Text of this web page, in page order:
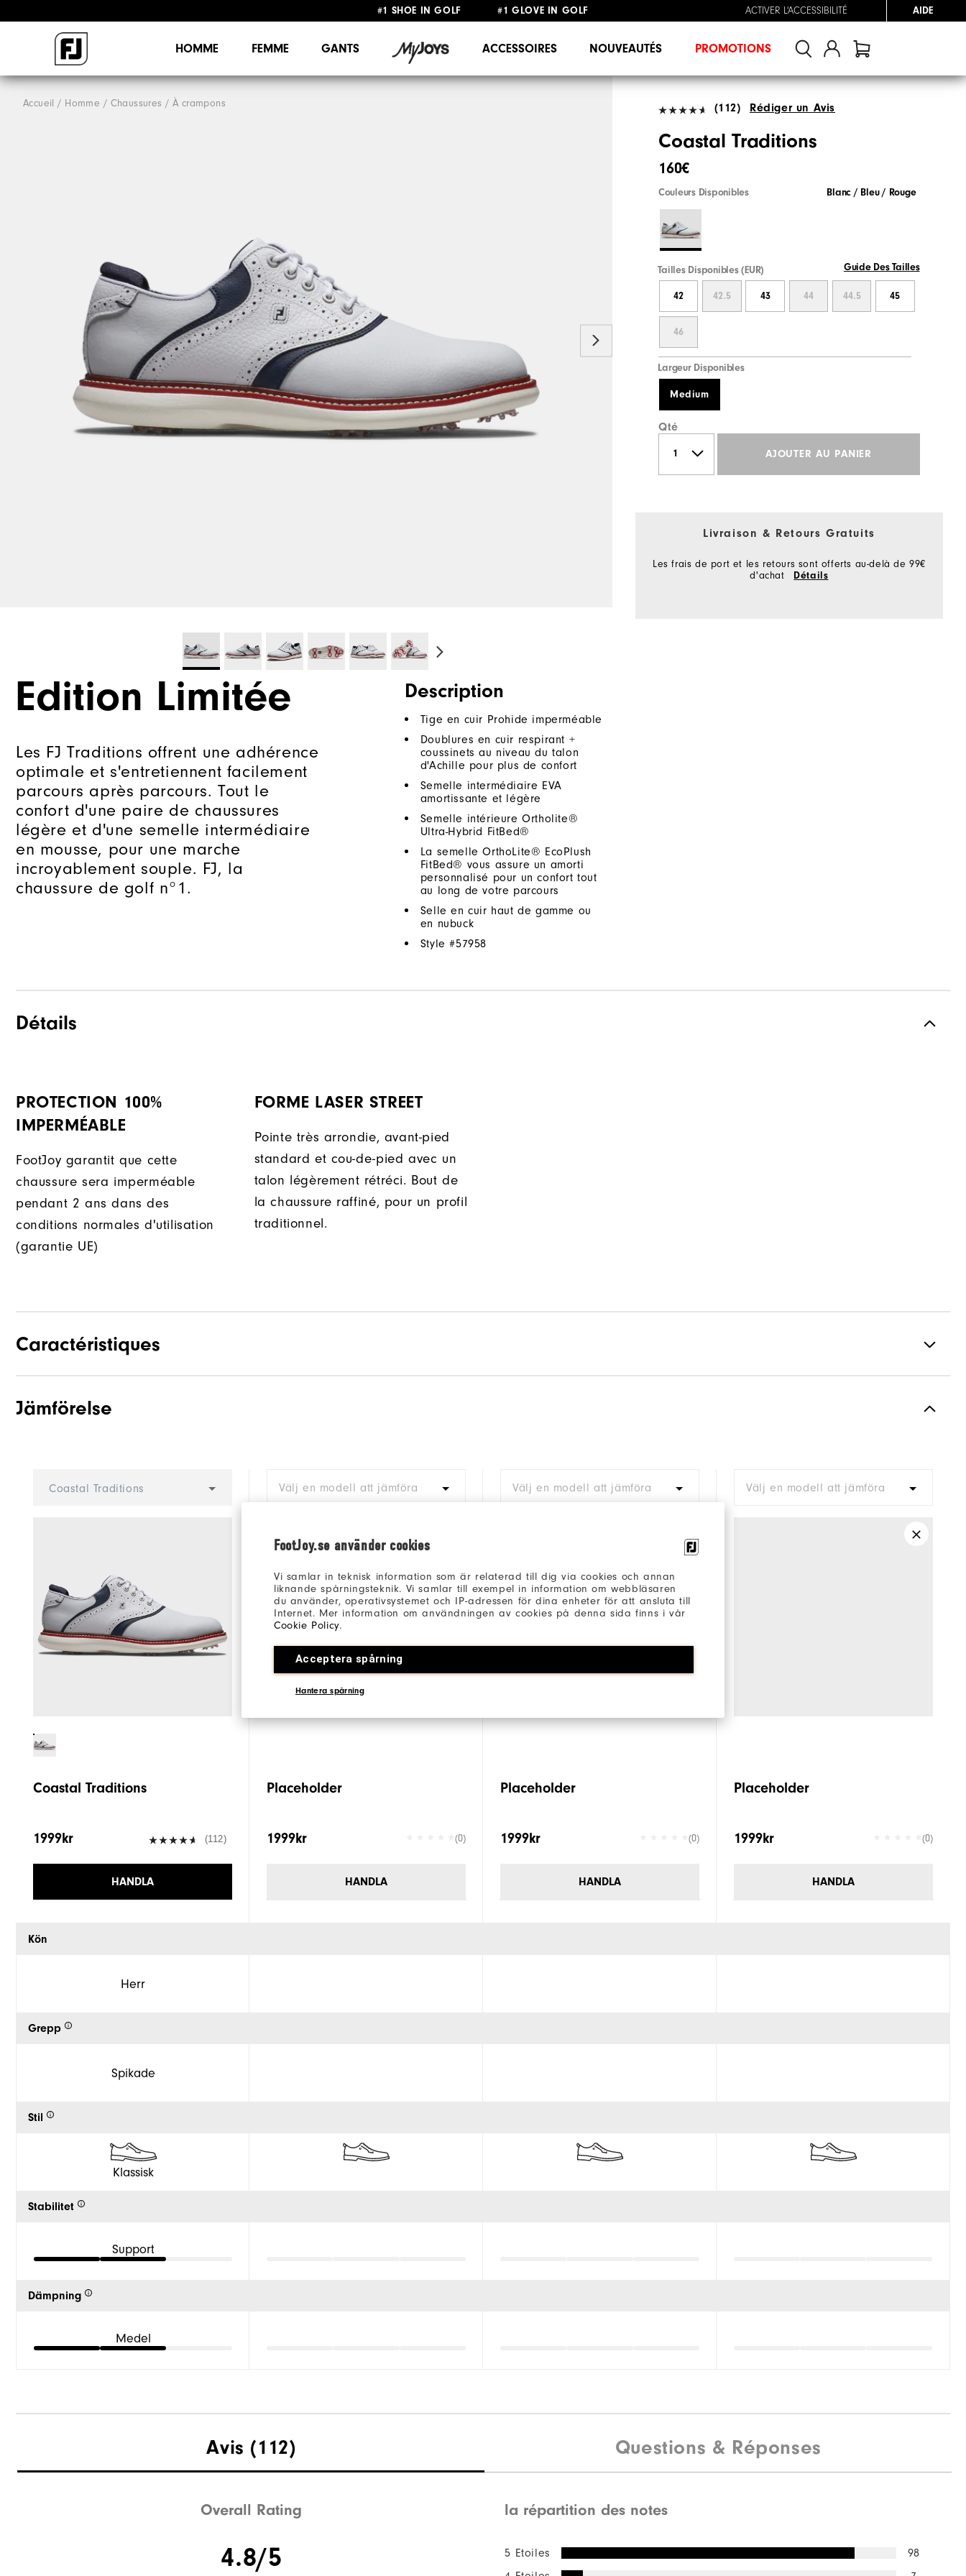
FootJoy.se använder cookies
Vi samlar in teknisk information som är relaterad till dig via cookies och annan
liknande spårningsteknik. Vi samlar till exempel in information om webbläsaren
du använder, operativsystemet och IP-adressen för dina enheter för att ansluta till
Internet. Mer information om användningen av cookies på denna sida finns i vår
Cookie Policy.
Acceptera spårning
Hantera spårning
#1 SHOE IN GOLF #1 GLOVE IN GOLF
ACTIVER L'ACCESSIBILITÉ AIDE
HOMME FEMME GANTS ACCESSOIRES NOUVEAUTÉS PROMOTIONS
Accueil Homme Chaussures À crampons (112) Rédiger un Avis
Coastal Traditions
160€
Couleurs Disponibles Blanc / Bleu / Rouge
Tailles Disponibles (EUR) Guide Des Tailles
42 42.5 43 44 44.5 45
46
Largeur Disponibles
Medium
Qté
AJOUTER AU PANIER
Livraison & Retours Gratuits
Les frais de port et les retours sont offerts au-delà de 99€
d'achat
Détails
Edition Limitée
Les FJ Traditions offrent une adhérence
optimale et s'entretiennent facilement
parcours après parcours. Tout le
confort d'une paire de chaussures
légère et d'une semelle intermédiaire
en mousse, pour une marche
incroyablement souple. FJ, la
chaussure de golf n°1.
Description
Tige en cuir Prohide imperméable
Doublures en cuir respirant +
coussinets au niveau du talon
d'Achille pour plus de confort
Semelle intermédiaire EVA
amortissante et légère
Semelle intérieure Ortholite®
Ultra-Hybrid FitBed®
La semelle OrthoLite® EcoPlush
FitBed® vous assure un amorti
personnalisé pour un confort tout
au long de votre parcours
Selle en cuir haut de gamme ou
en nubuck
Style #57958
Détails
PROTECTION 100%
IMPERMÉABLE
FootJoy garantit que cette
chaussure sera imperméable
pendant 2 ans dans des
conditions normales d'utilisation
(garantie UE)
FORME LASER STREET
Pointe très arrondie, avant-pied
standard et cou-de-pied avec un
talon légèrement rétréci. Bout de
la chaussure raffiné, pour un profil
traditionnel.
Caractéristiques
Adhérence Spiked
Jämförelse
Coastal Traditions
Coastal Traditions
1999kr (112)
HANDLA
Kön
Herr
Grepp
Spikade
Stil
Klassisk
Stabilitet
Support
Dämpning
Medel
Välj en modell att jämföra
Placeholder
1999kr (0)
HANDLA
Välj en modell att jämföra
Placeholder
1999kr (0)
HANDLA
Välj en modell att jämföra
Placeholder
1999kr (0)
HANDLA
Avis (112) Questions & Réponses
Overall Rating
4.8/5
la répartition des notes
5 Etoiles
98